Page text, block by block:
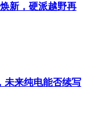
新，硬派越野再
未来纯电能否续写